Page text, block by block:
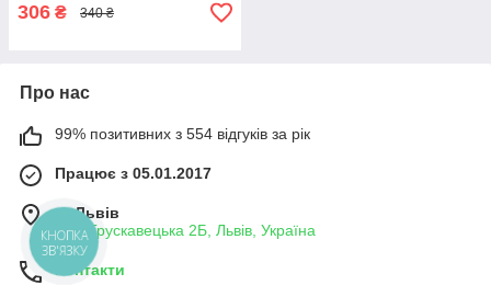
306 ₴ 340 ₴
Про нас
99% позитивних з 554 відгуків за рік
Працює з 05.01.2017
м. Львів
вул. Трускавецька 2Б, Львів, Україна
Контакти
КНОПКА
ЗВ'ЯЗКУ